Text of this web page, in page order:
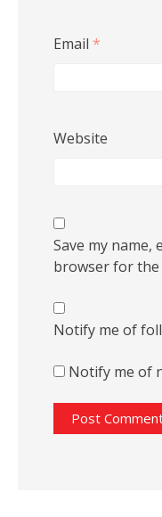
Email *
Website
Save my name,
browser for the
Notify me of
Notify me of